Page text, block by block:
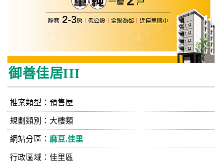
御善佳居III
推案類型：預售屋
規劃類別：大樓類
網站分區： 麻豆.佳里
行政區域：佳里區